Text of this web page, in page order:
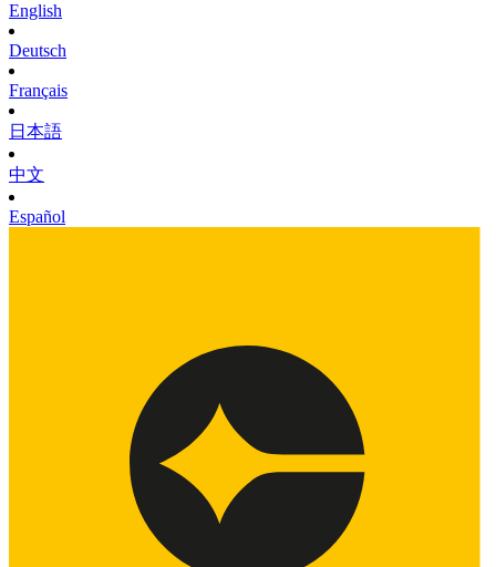
English
Deutsch
Français
日本語
中文
Español